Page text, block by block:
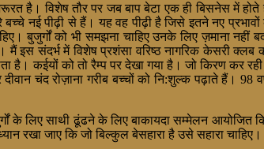
है। विशेष तौर पर जब बाप बेटा एक ही बिसनेस में
नई पीढ़ी से हैं। यह वह पीढ़ी है जिसे इतने नए प्रभावों
को भी समझना चाहिए उनके लिए ज़माना नहीं
संदर्भ में विशेष प्रशंसा वरिष्ठ नागरिक केसरी क्लब
कईयों को तो रैम्प पर देखा गया है। जो किरण कर
चंद रोज़ाना गरीब बच्चों को नि:शुल्क पढ़ाते हैं।
लिए साथी ढूंढने के लिए बाकायदा सम्मेलन आयोजित
रखा जाए कि जो बिल्कुल बेसहारा है उसे सहारा चाहिए।